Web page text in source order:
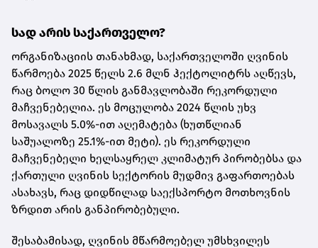
სად არის საქართველო?
ორგანიზაციის თანახმად, საქართველოში ღვინის
წარმოება 2025 წელს 2.6 მლნ ჰექტოლიტრს აღწევს,
რაც ბოლო 30 წლის განმავლობაში რეკორდული
მაჩვენებელია. ეს მოცულობა 2024 წლის უხვ
მოსავალს 5.0%-ით აღემატება (ხუთწლიან
საშუალოზე 25.1%-ით მეტი). ეს რეკორდული
მაჩვენებელი ხელსაყრელ კლიმატურ პირობებსა და
ქართული ღვინის სექტორის მუდმივ გაფართოებას
ასახავს, რაც დიდწილად საექსპორტო მოთხოვნის
ზრდით არის განპირობებული.
შესაბამისად, ღვინის მწარმოებელ უმსხვილეს